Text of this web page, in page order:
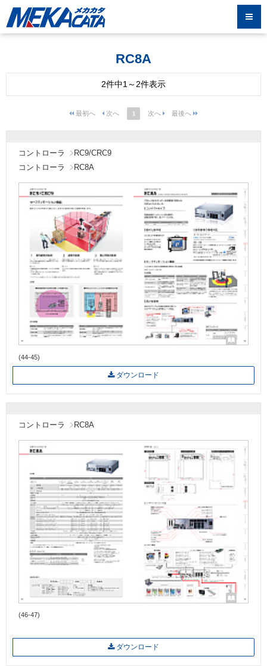
RC8A
2件中1～2件表示
1
コントローラ
RC9/CRC9
コントローラ
RC8A
(44-45)
ダウンロード
コントローラ RC8A
(46-47)
ダウンロード